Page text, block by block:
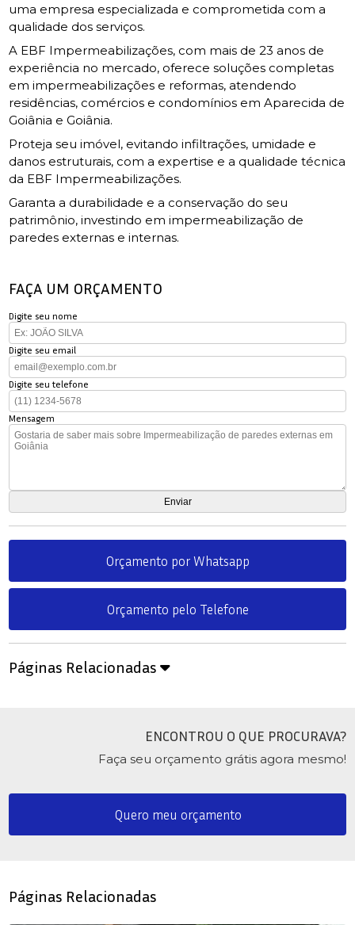
uma empresa especializada e comprometida com a
qualidade dos serviços.
A EBF Impermeabilizações, com mais de 23 anos de
experiência no mercado, oferece soluções completas
em impermeabilizações e reformas, atendendo
residências, comércios e condomínios em Aparecida de
Goiânia e Goiânia.
Proteja seu imóvel, evitando infiltrações, umidade e
danos estruturais, com a expertise e a qualidade técnica
da EBF Impermeabilizações.
Garanta a durabilidade e a conservação do seu
patrimônio, investindo em impermeabilização de
paredes externas e internas.
FAÇA UM ORÇAMENTO
Digite seu nome
Digite seu email
Digite seu telefone
Mensagem
Orçamento por Whatsapp
Orçamento pelo Telefone
Páginas Relacionadas
ENCONTROU O QUE PROCURAVA?
Faça seu orçamento grátis agora mesmo!
Quero meu orçamento
Páginas Relacionadas